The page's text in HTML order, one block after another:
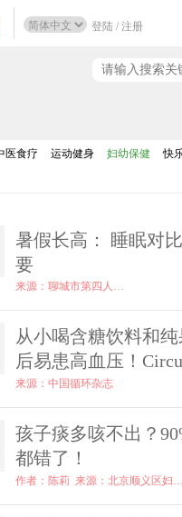
登陆 / 注册
医食疗 运动健身 妇幼保健 快
暑假长高： 睡眠对
要
来源：聊城市第四人民医院
从小喝含糖饮料和
后易患高血压！
随访队列研究
来源：中国循环杂志
孩子痰多咳不出？
都错了！
作者：陈莉 来源：北京顺义区妇幼保健院